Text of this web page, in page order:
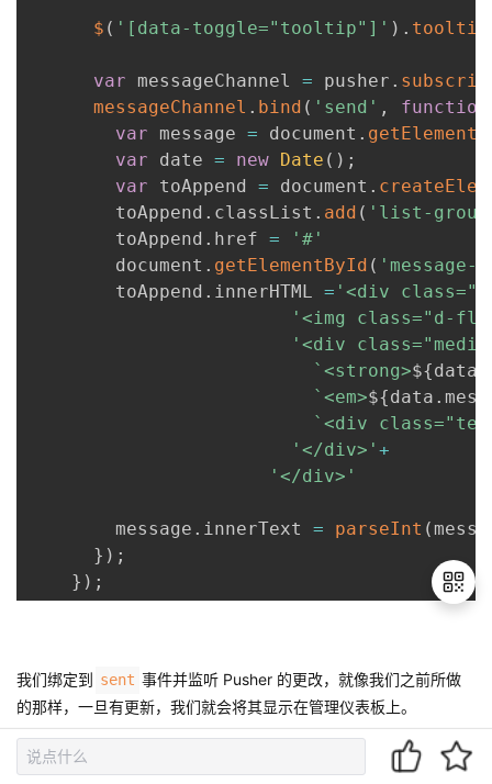
$ ( '[data-toggle="tooltip"]' ) . tooltip
var messageChannel = pusher .
messageChannel . bind ( 'send' , function
var message = document .
var date = new Date ( ) ;
var toAppend = document .
        toAppend
. classList . add ( 'list-
        toAppend
. href =
'#'
        document
. getElementById ( 'message-
        toAppend
. innerHTML = '<div
'<img class="d-
'<div
` <strong>${data
` <em>${data .
` <div
'</div>' +
'</div>'
        message
. innerText = parseInt (
} ) ;
} ) ;
我们绑定到 sent 事件并监听 Pusher 的更改，就像我们之前所做
的那样，一旦有更新，我们就会将其显示在管理仪表板上。
最后，将以下代码插入到文件中 ./static/js/customer.js ：